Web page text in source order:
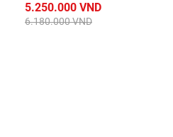
5.250.000 VND
6.180.000 VND